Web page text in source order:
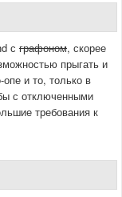
с графоном, скорее
прыгать и
опе и то, только в
с отключенными
требования к